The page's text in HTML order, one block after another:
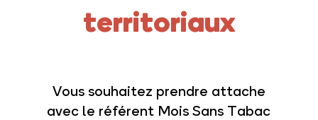
territoriaux
Vous souhaitez prendre attache
avec le référent Mois Sans Tabac